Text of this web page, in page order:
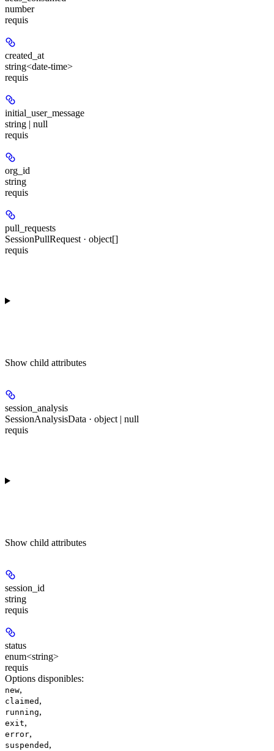
number
requis
created_at
string<date-time>
requis
initial_user_message
string | null
requis
org_id
string
requis
pull_requests
SessionPullRequest · object[]
requis
Show child attributes
session_analysis
SessionAnalysisData · object | null
requis
Show child attributes
session_id
string
requis
status
enum<string>
requis
Options disponibles:
new,
claimed ,
running,
exit,
error,
suspended ,